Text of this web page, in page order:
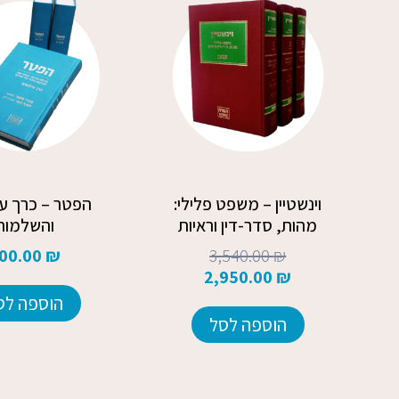
וינשטיין – משפט פלילי:
מהות, סדר-דין וראיות
3,540.00₪
המקורי
היה:
3,540.00 ₪.
2,950.00 ₪
הנוכחי
הוא:
2,950.00 ₪.
הוספה לסל
הפטר – כרך
₪
הוספה